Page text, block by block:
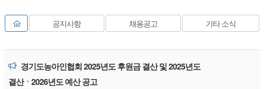
공지사항 채용공고 기타 소식
경기도농아인협회 2025년도 후원금 결산 및 2025년도
결산ㆍ2026년도 예산 공고